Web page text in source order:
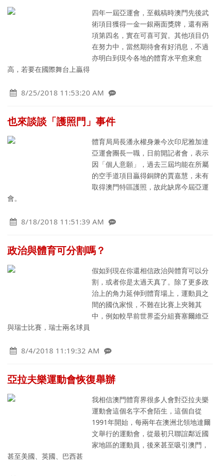
四年一屆亞運會，至截稿時澳門先後武
術項目獲得一金一銀兩面獎牌，還有兩
項第四名，實在可喜可賀。其他項目仍
在努力中，當然期待會有好消息，不過
亦明白到現今各地的體育水平愈來愈
高，若要在國際舞台上贏得
8/25/2018 11:53:20 AM
也來談談「護照門」事件
體育局局長潘永權身兼今次印尼雅加達
亞運會團長一職，日前開記者會，表示
因「個人意願」，過去三屆均能在所屬
的空手道項目贏得銅牌的賈嘉慧，未有
取得澳門特區護照，故此缺席今屆亞運
會。
8/18/2018 11:51:39 AM
政治與體育可分割嗎？
假如到現在你還相信政治與體育可以分
割，或者你是太過天真了。除了更多政
治上的角力延伸到體育場上，運動員之
間的國仇家恨，不難在比賽上夾雜其
中，例如較早前世界盃分組賽塞爾維亞
與瑞士比賽，瑞士兩名球員
8/4/2018 11:19:32 AM
亞拉夫樂運動會恢復舉辦
我相信澳門體育界很多人會對亞拉夫樂
運動會這個名字不會陌生，這個自從
1991年開始，每兩年在澳洲北領地達爾
文舉行的運動會，從最初只聯誼鄰近國
家地區的運動員，後來甚至吸引澳門，
甚至美國、英國、巴西甚